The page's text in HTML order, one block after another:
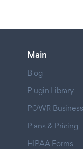
Main
Blog
Plugin Library
POWR Business
Plans & Pricing
HIPAA Forms